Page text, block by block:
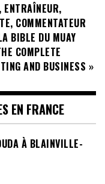
ENTRAÎNEUR,
COMMENTATEUR
BIBLE DU MUAY
COMPLETE
AND BUSINESS »
EN FRANCE
À BLAINVILLE-